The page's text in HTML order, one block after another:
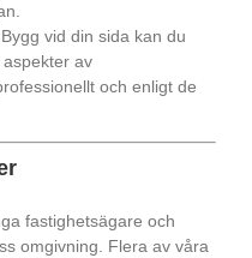
vid din sida kan du
av
och enligt de
fastighetsägare och
omgivning. Flera av våra